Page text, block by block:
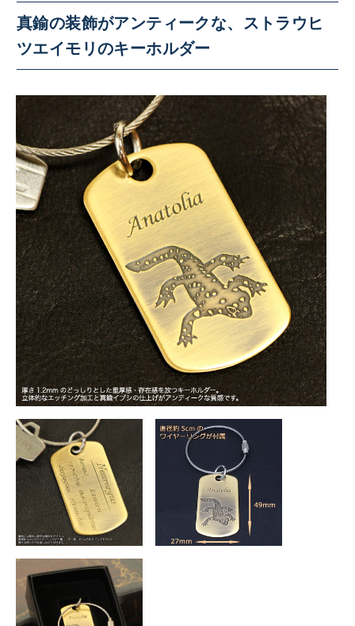
真鍮の装飾がアンティークな、ストラウヒ
ツエイモリのキーホルダー